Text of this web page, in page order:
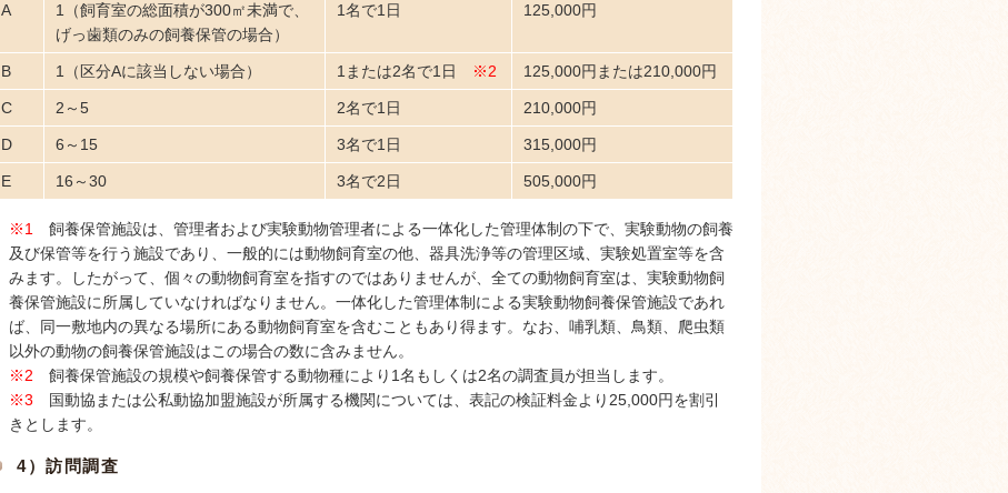
A
1（飼育室の総面積が300㎡未満で、
げっ歯類のみの飼養保管の場合）
1名で1日 125,000円
B 1（区分Aに該当しない場合） 1または2名で1日 ※2 125,000円または210,000円
C 2～5 2名で1日 210,000円
D 6～15 3名で1日 315,000円
E 16～30 3名で2日 505,000円
※1
飼養保管施設は、管理者および実験動物管理者による一体化した管理体制の下で、実験動物の飼養
及び保管等を行う施設であり、一般的には動物飼育室の他、器具洗浄等の管理区域、実験処置室等を含
みます。したがって、個々の動物飼育室を指すのではありませんが、全ての動物飼育室は、実験動物飼
養保管施設に所属していなければなりません。一体化した管理体制による実験動物飼養保管施設であれ
ば、同一敷地内の異なる場所にある動物飼育室を含むこともあり得ます。なお、哺乳類、鳥類、爬虫類
以外の動物の飼養保管施設はこの場合の数に含みません。
※2 飼養保管施設の規模や飼養保管する動物種により1名もしくは2名の調査員が担当します。
※3 国動協または公私動協加盟施設が所属する機関については、表記の検証料金より25,000円を割引
きとします。
4）訪問調査